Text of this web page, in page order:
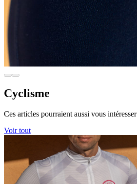
Cyclisme
Ces articles pourraient aussi vous intéresser
Voir tout